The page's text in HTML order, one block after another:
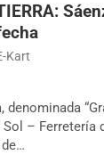
Kart
denominada
– Ferretería